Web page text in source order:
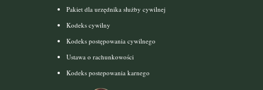
Pakiet dla urzędnika służby cywilnej
Kodeks cywilny
Kodeks postępowania cywilnego
Ustawa o rachunkowości
Kodeks postepowania karnego